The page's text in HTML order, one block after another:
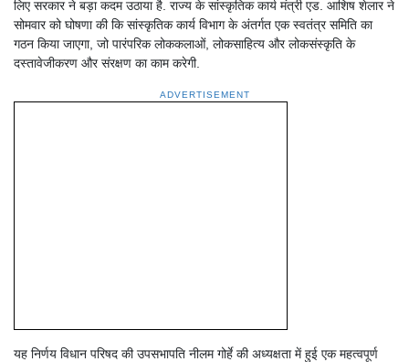
लिए सरकार ने बड़ा कदम उठाया है. राज्य के सांस्कृतिक कार्य मंत्री एड. आशिष शेलार ने
सोमवार को घोषणा की कि सांस्कृतिक कार्य विभाग के अंतर्गत एक स्वतंत्र समिति का
गठन किया जाएगा, जो पारंपरिक लोककलाओं, लोकसाहित्य और लोकसंस्कृति के
दस्तावेजीकरण और संरक्षण का काम करेगी.
ADVERTISEMENT
यह निर्णय विधान परिषद की उपसभापति नीलम गोर्हे की अध्यक्षता में हुई एक महत्वपूर्ण